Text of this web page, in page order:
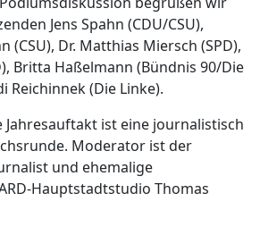
Jens Spahn (CDU/CSU),
(CSU), Dr. Matthias Miersch (SPD),
Britta Haßelmann (Bündnis 90/Die
Reichinnek (Die Linke).
ist eine journalistisch
Moderator ist der
und ehemalige
Hauptstadtstudio Thomas